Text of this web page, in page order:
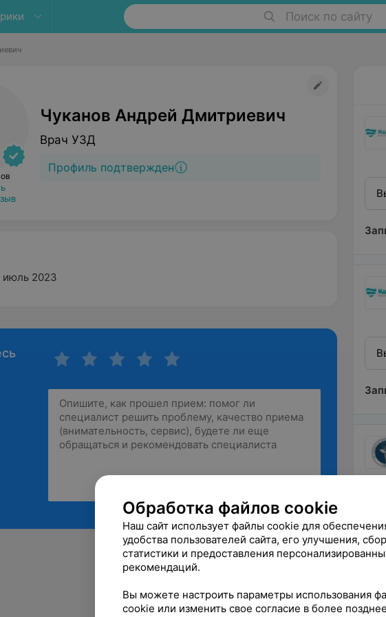
Поиск по сайту
Чуканов Андрей Дмитриевич
Врач УЗД
Профиль подтвержден
июль 2023
Обработка файлов cookie
Наш сайт использует файлы cookie для
удобства пользователей сайта, его улучшения,
статистики и предоставления
рекомендаций.
Вы можете настроить параметры использования
cookie или изменить свое согласие в более